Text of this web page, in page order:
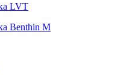
LVT
Benthin M